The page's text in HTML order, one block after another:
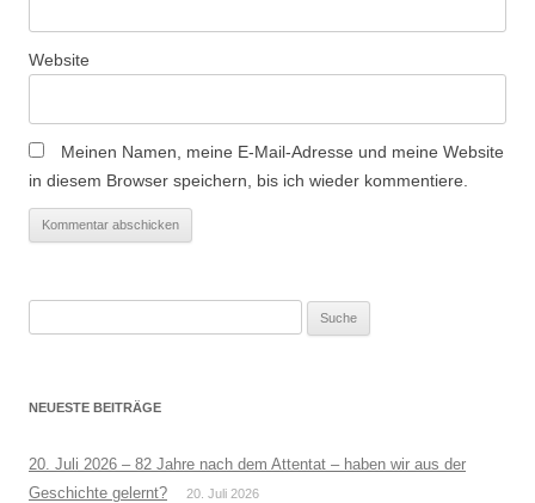
Website
Meinen Namen, meine E-Mail-Adresse und meine Website
in diesem Browser speichern, bis ich wieder kommentiere.
NEUESTE BEITRÄGE
20. Juli 2026 – 82 Jahre nach dem Attentat – haben wir aus der
Geschichte gelernt?
20. Juli 2026